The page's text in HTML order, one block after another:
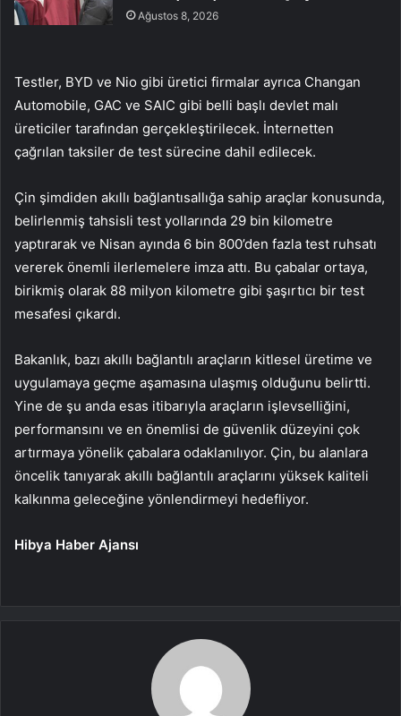
Ağustos 8, 2026
Testler, BYD ve Nio gibi üretici firmalar ayrıca Changan
Automobile, GAC ve SAIC gibi belli başlı devlet malı
üreticiler tarafından gerçekleştirilecek. İnternetten
çağrılan taksiler de test sürecine dahil edilecek.
Çin şimdiden akıllı bağlantısallığa sahip araçlar konusunda,
belirlenmiş tahsisli test yollarında 29 bin kilometre
yaptırarak ve Nisan ayında 6 bin 800’den fazla test ruhsatı
vererek önemli ilerlemelere imza attı. Bu çabalar ortaya,
birikmiş olarak 88 milyon kilometre gibi şaşırtıcı bir test
mesafesi çıkardı.
Bakanlık, bazı akıllı bağlantılı araçların kitlesel üretime ve
uygulamaya geçme aşamasına ulaşmış olduğunu belirtti.
Yine de şu anda esas itibarıyla araçların işlevselliğini,
performansını ve en önemlisi de güvenlik düzeyini çok
artırmaya yönelik çabalara odaklanılıyor. Çin, bu alanlara
öncelik tanıyarak akıllı bağlantılı araçlarını yüksek kaliteli
kalkınma geleceğine yönlendirmeyi hedefliyor.
Hibya Haber Ajansı